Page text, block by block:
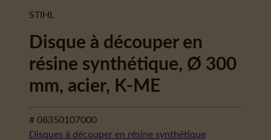
STIHL
Disque à découper en
résine synthétique, Ø 300
mm, acier, K-ME
# 08350107000
Disques à découper en résine synthétique